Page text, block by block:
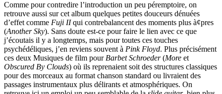
Comme pour contredire l’introduction un peu péremptoire, on
retrouve aussi sur cet album quelques petites douceurs dénuées
d’effet comme Fuji IIqui contrebalancent des moments plus à¢pres
(Another Sky). Sans doute est-ce pour faire le lien avec ce que
j’écoutais il y a longtemps, mais pour toutes ces touches
psychédéliques, j’en reviens souvent à Pink Floyd. Plus précisément
ces deux Musiques de film pour Barbet Schroeder(More et
Obscured By Clouds) où ils reprenaient soit des structures classiques
pour des morceaux au format chanson standard ou livraient des
passages instrumentaux plus délirants et atmosphériques. On